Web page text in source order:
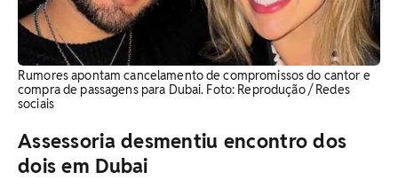
Rumores apontam cancelamento de compromissos do cantor e
compra de passagens para Dubai. ​Foto: Reprodução / Redes
sociais
Assessoria desmentiu encontro dos
dois em Dubai